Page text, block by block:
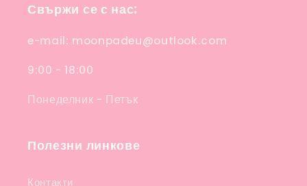
Свържи се с нас:
e-mail: moonpadeu@outlook.com
9:00 - 18:00
Понеделник - Петък
Полезни линкове
Контакти